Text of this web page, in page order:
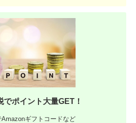
でポイント大量GET！
ギフトコードなど